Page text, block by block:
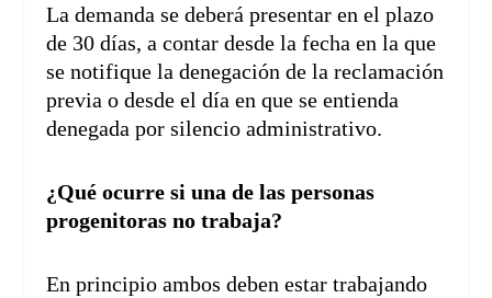
La demanda se deberá presentar en el plazo
de 30 días, a contar desde la fecha en la que
se notifique la denegación de la reclamación
previa o desde el día en que se entienda
denegada por silencio administrativo.
¿Qué ocurre si una de las personas
progenitoras no trabaja?
En principio ambos deben estar trabajando